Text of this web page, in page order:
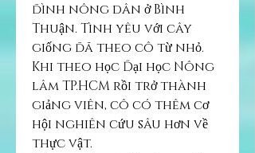
đình nông dân ở Bình
Thuận. Tình yêu với cây
giống đã theo cô từ nhỏ.
Khi theo học Đại học Nông
lâm TP.HCM rồi trở thành
giảng viên, cô có thêm cơ
hội nghiên cứu sâu hơn về
thực vật.